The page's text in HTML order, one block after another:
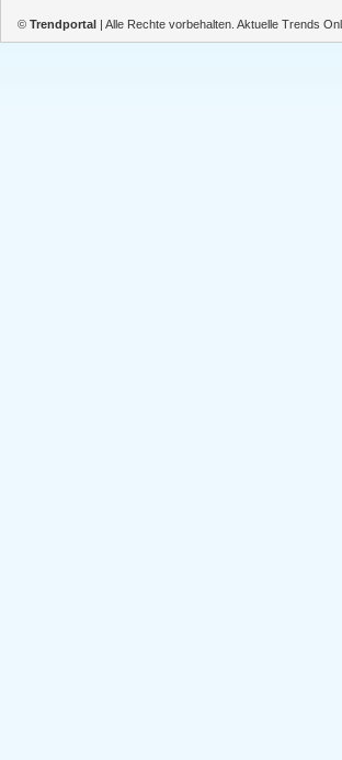
© Trendportal | Alle Rechte vorbehalten. Aktuelle Trends